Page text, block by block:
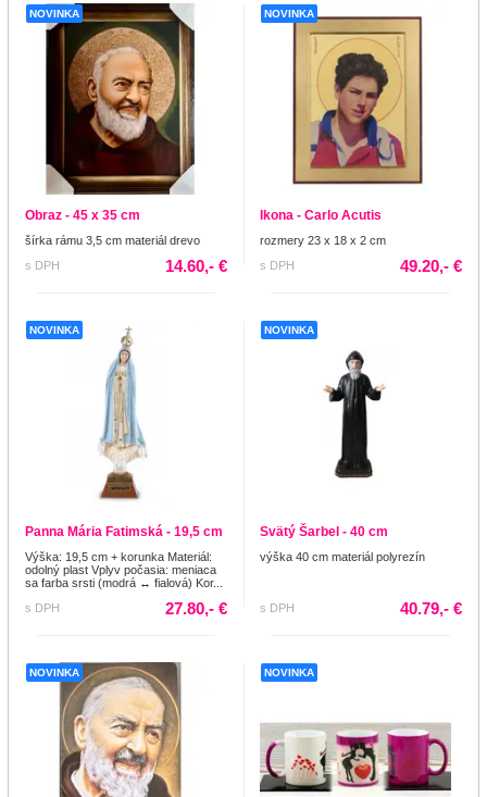
NOVINKA
Obraz - 45 x 35 cm
šírka rámu 3,5 cm materiál drevo
s DPH
14.60,- €
NOVINKA
Ikona - Carlo Acutis
rozmery 23 x 18 x 2 cm
s DPH
49.20,- €
NOVINKA
Panna Mária Fatimská - 19,5 cm
Výška: 19,5 cm + korunka Materiál:
odolný plast Vplyv počasia: meniaca
sa farba srsti (modrá ↔ fialová) Kor...
s DPH
27.80,- €
NOVINKA
Svätý Šarbel - 40 cm
výška 40 cm materiál polyrezín
s DPH 40.79,- €
NOVINKA NOVINKA